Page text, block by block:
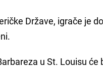
Države, igrače je
u St. Louisu